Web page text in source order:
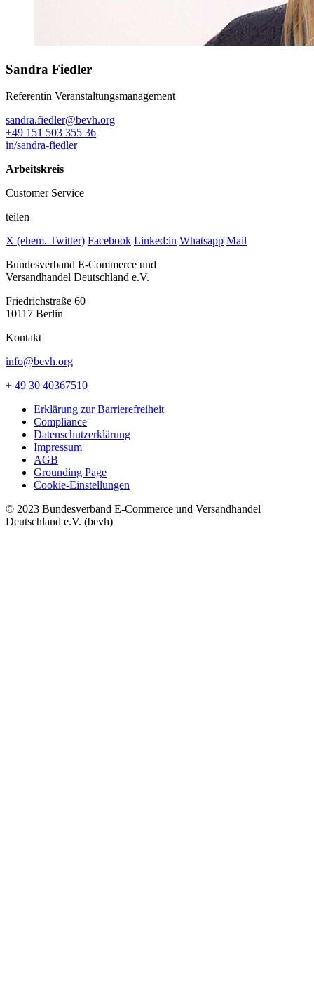
Sandra Fiedler
Referentin Veranstaltungsmanagement
sandra.fiedler@bevh.org
+49 151 503 355 36
in/sandra-fiedler
Arbeitskreis
Customer Service
teilen
X (ehem. Twitter) Facebook Linked:in Whatsapp Mail
Bundesverband E-Commerce und
Versandhandel Deutschland e.V.
Friedrichstraße 60
10117 Berlin
Kontakt
info@bevh.org
+ 49 30 40367510
Erklärung zur Barrierefreiheit
Compliance
Datenschutzerklärung
Impressum
AGB
Grounding Page
Cookie-Einstellungen
© 2023 Bundesverband E-Commerce und Versandhandel
Deutschland e.V. (bevh)